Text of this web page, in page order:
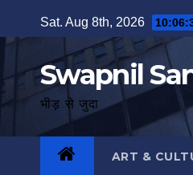
to
Sat. Aug 8th, 2026
Swapnil
भीड़ से जुदा
ART &